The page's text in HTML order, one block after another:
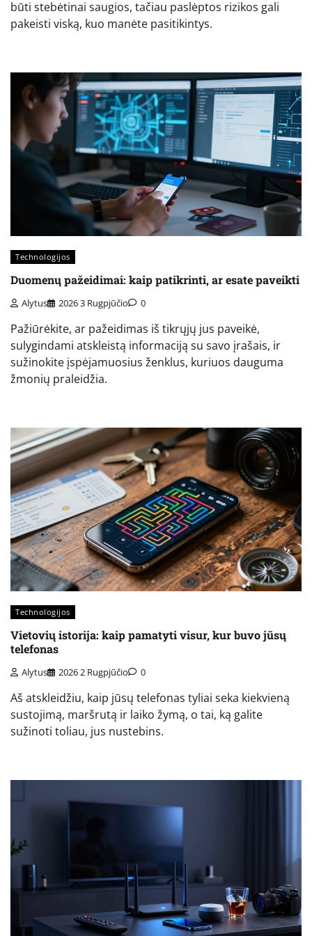
būti stebėtinai saugios, tačiau paslėptos rizikos gali
pakeisti viską, kuo manėte pasitikintys.
Technologijos
Duomenų pažeidimai: kaip patikrinti, ar esate paveikti
Alytus 2026 3 Rugpjūčio 0
Pažiūrėkite, ar pažeidimas iš tikrųjų jus paveikė,
sulygindami atskleistą informaciją su savo įrašais, ir
sužinokite įspėjamuosius ženklus, kuriuos dauguma
žmonių praleidžia.
Technologijos
Vietovių istorija: kaip pamatyti visur, kur buvo jūsų
telefonas
Alytus 2026 2 Rugpjūčio 0
Aš atskleidžiu, kaip jūsų telefonas tyliai seka kiekvieną
sustojimą, maršrutą ir laiko žymą, o tai, ką galite
sužinoti toliau, jus nustebins.